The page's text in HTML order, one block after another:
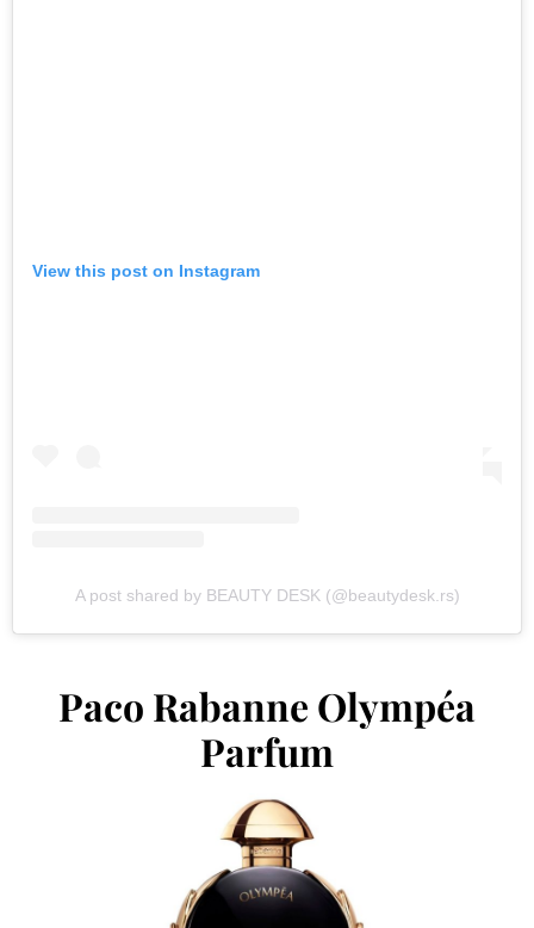
View this post on Instagram
A post shared by BEAUTY DESK (@beautydesk.rs)
Paco Rabanne Olympéa
Parfum